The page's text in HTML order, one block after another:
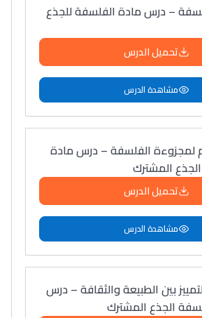
– درس مادة الفلسفة للجذع
تحميل الدرس
مشاهدة الدرس
لمجزوءة الفلسفة – درس مادة
المشترك
تحميل الدرس
مشاهدة الدرس
بين الطبيعة والثقافة – درس
الجذع المشترك